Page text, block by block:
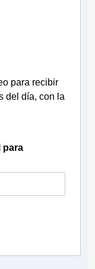
para recibir
del día, con la
para